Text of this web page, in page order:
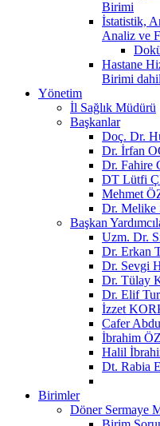
Birimi
İstatistik,
Analiz ve
Hastane
Birimi
Yönetim
İl Sağlık Müdürü
Başkanlar
Doç. Dr.
Dr. İrfan
Dr. Fahire
DT Lütfi
Mehmet
Dr. Melike
Başkan
Uzm. Dr.
Dr. Erkan
Dr. Sevgi
Dr. Tülay
Dr. Elif
İzzet
Cafer
İbrahim
Halil
Dt. Rabia
Birimler
Döner Sermaye